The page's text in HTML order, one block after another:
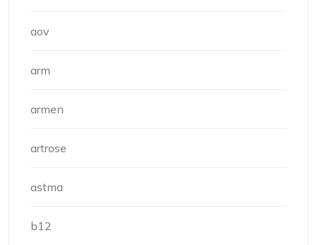
aov
arm
armen
artrose
astma
b12